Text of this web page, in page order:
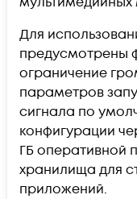
Для
предусмотрены
ограничение
параметров
сигнала по
конфигурации
ГБ оперативной
хранилища для
приложений.